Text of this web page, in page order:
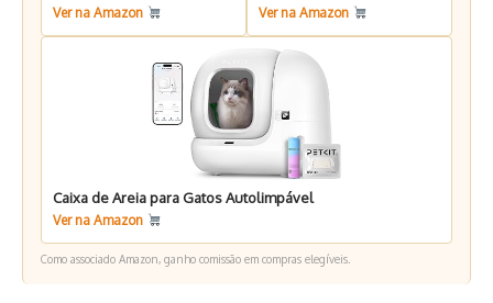
Ver na Amazon Ver na Amazon
Caixa de Areia para Gatos Autolimpável
Ver na Amazon
Como associado Amazon, ganho comissão em compras elegíveis.